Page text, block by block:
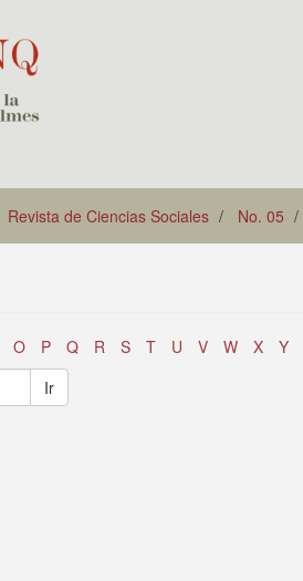
Revista de Ciencias Sociales No. 05
O P Q R S T U V W X Y
Ir